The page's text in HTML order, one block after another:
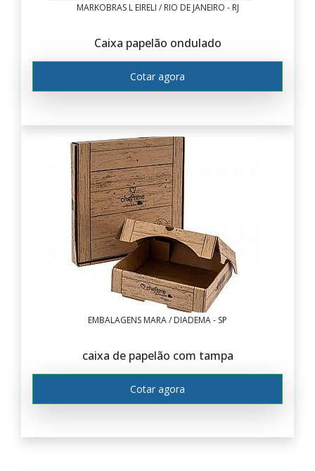
MARKOBRAS L EIRELI / RIO DE JANEIRO - RJ
Caixa papelão ondulado
Cotar agora
EMBALAGENS MARA / DIADEMA - SP
caixa de papelão com tampa
Cotar agora